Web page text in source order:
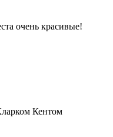
очень красивые!
Кентом